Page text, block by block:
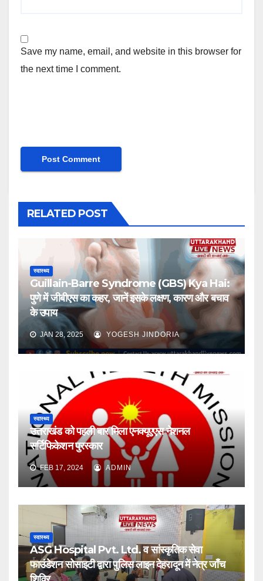
Save my name, email, and website in this browser for
the next time I comment.
RELATED POST
स्वास्थ्य
Guillain-Barre Syndrome (GBS) Kya Hai:
पुणे में जीबीएस का कहर, जानें इसके लक्षण, कारण और बचाव
के उपाय
JAN 28, 2025 YOGESH JINDORIA
स्वास्थ्य
उत्तराखंड को पहली बार मिला एनक्यूएएस नेशनल
सर्टिफिकेशन पुरस्कार
FEB 17, 2024 ADMIN
स्वास्थ्य
ASG Hospital Pvt. Ltd. व सांस्कृतिक सेवा
फाउंडेशन सोसाइटी द्वारा पुलिस लाइन देहरादून में नेत्र जाँच